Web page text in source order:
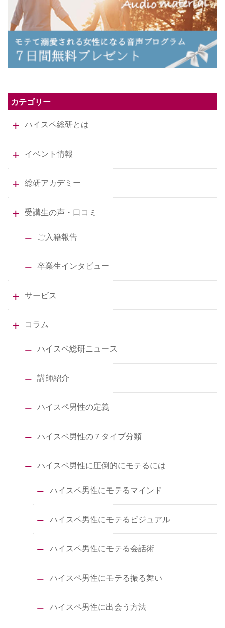
カテゴリー
ハイスペ総研とは
イベント情報
総研アカデミー
受講生の声・口コミ
ご入籍報告
卒業生インタビュー
サービス
コラム
ハイスペ総研ニュース
講師紹介
ハイスペ男性の定義
ハイスペ男性の７タイプ分類
ハイスペ男性に圧倒的にモテるには
ハイスペ男性にモテるマインド
ハイスペ男性にモテるビジュアル
ハイスペ男性にモテる会話術
ハイスペ男性にモテる振る舞い
ハイスペ男性に出会う方法